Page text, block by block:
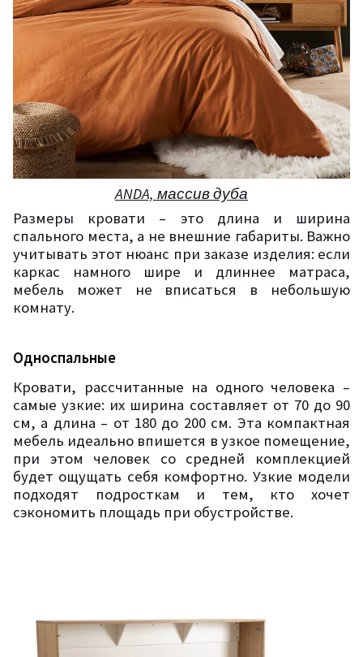
ANDA, массив дуба
Размеры кровати – это длина и ширина
спального места, а не внешние габариты. Важно
учитывать этот нюанс при заказе изделия: если
каркас намного шире и длиннее матраса,
мебель может не вписаться в небольшую
комнату.
Односпальные
Кровати, рассчитанные на одного человека –
самые узкие: их ширина составляет от 70 до 90
см, а длина – от 180 до 200 см. Эта компактная
мебель идеально впишется в узкое помещение,
при этом человек со средней комплекцией
будет ощущать себя комфортно. Узкие модели
подходят подросткам и тем, кто хочет
сэкономить площадь при обустройстве.